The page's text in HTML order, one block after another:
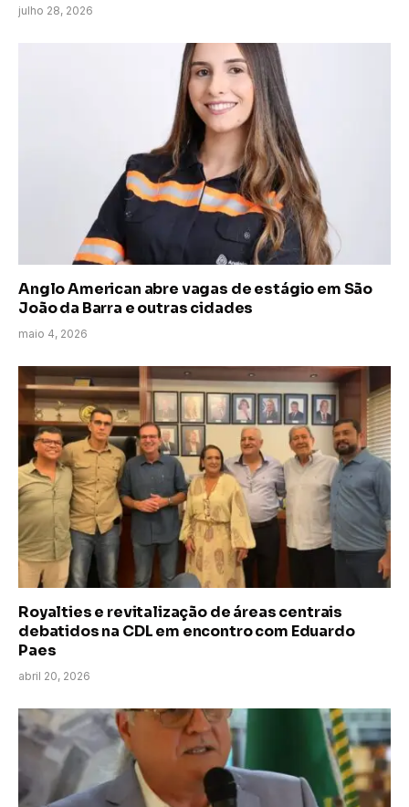
julho 28, 2026
Anglo American abre vagas de estágio em São
João da Barra e outras cidades
maio 4, 2026
Royalties e revitalização de áreas centrais
debatidos na CDL em encontro com Eduardo
Paes
abril 20, 2026